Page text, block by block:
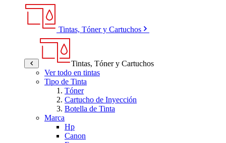
Tintas, Tóner y Cartuchos
Tintas, Tóner y Cartuchos
Ver todo en tintas
Tipo de Tinta
Tóner
Cartucho de Inyección
Botella de Tinta
Marca
Hp
Canon